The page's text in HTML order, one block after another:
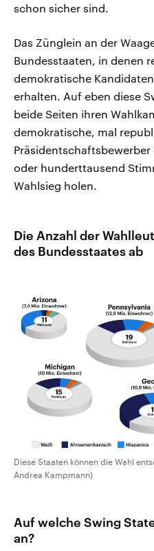
schon sicher sind.
Das Zünglein an der
Bundesstaaten, in denen
demokratische
erhalten. Auf eben diese
beide Seiten ihren
demokratische, mal
oder hunderttausend
Wahlsieg holen.
Die Anzahl der
des Bundesstaates ab
Diese Staaten können die Wahl
Andrea Kampmann)
Auf welche Swing
an?